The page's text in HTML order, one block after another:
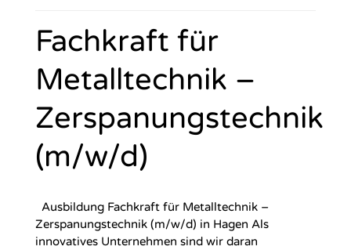
Fachkraft für
Metalltechnik –
Zerspanungstechnik
(m/w/d)
Ausbildung Fachkraft für Metalltechnik –
Zerspanungstechnik (m/w/d) in Hagen Als
innovatives Unternehmen sind wir daran